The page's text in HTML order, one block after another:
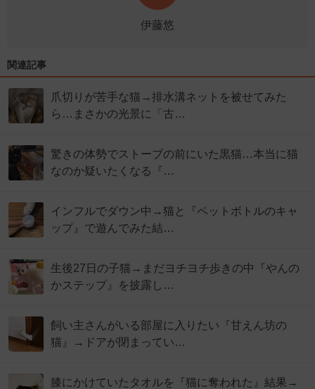
伊藤悠
関連記事
爪切りが苦手な猫→排水溝ネットを被せてみた
ら…まさかの光景に「古…
驚きの体勢でストーブの前にいた黒猫…本当に猫
なのか疑いたくなる『…
インフルでダウン中→猫と『ペットボトルのキャ
ップ』で遊んでみた結…
生後27日の子猫→まだヨチヨチ歩きの中『やんの
かステップ』を披露し…
飼い主さんがいる部屋に入りたい『甘えん坊の
猫』→ドアが閉まってい…
膝にかけていたタオルを『猫に奪われた』結果→